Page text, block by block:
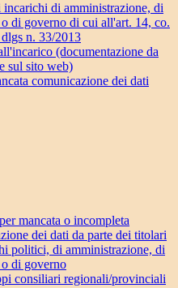
di amministrazione, di
di governo di cui all'art. 14, co.
n. 33/2013
(documentazione da
sul sito web)
comunicazione dei dati
mancata o incompleta
dei dati da parte dei titolari
politici, di amministrazione, di
di governo
consiliari regionali/provinciali